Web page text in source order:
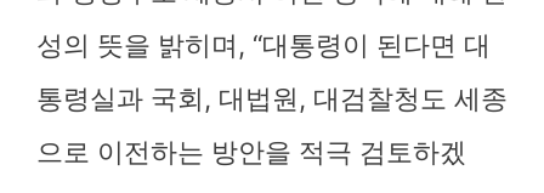
성의 뜻을 밝히며, “대통령이 된다면 대
통령실과 국회, 대법원, 대검찰청도 세종
으로 이전하는 방안을 적극 검토하겠